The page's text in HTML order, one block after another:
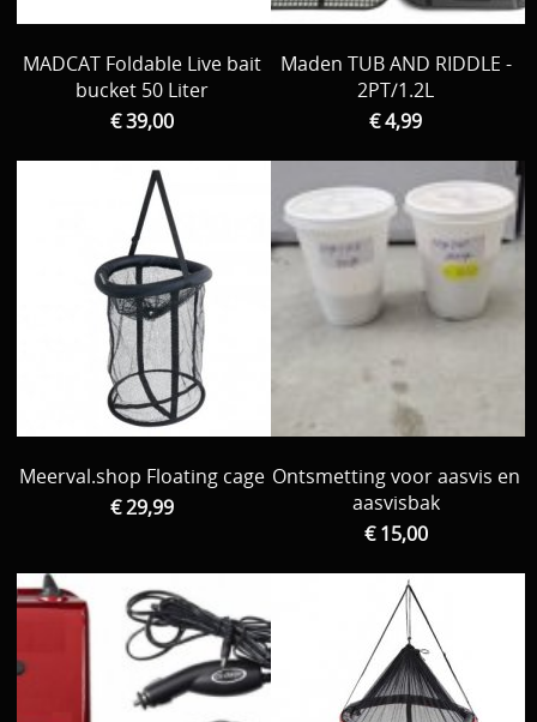
MADCAT Foldable Live bait
bucket 50 Liter
€ 39,00
Maden TUB AND RIDDLE -
2PT/1.2L
€ 4,99
Meerval.shop Floating cage
€ 29,99
Ontsmetting voor aasvis en
aasvisbak
€ 15,00